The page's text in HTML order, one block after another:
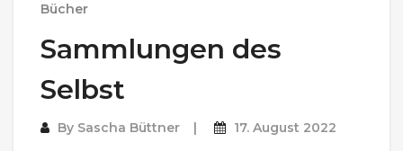
Bücher
Sammlungen des
Selbst
By Sascha Büttner 17. August 2022